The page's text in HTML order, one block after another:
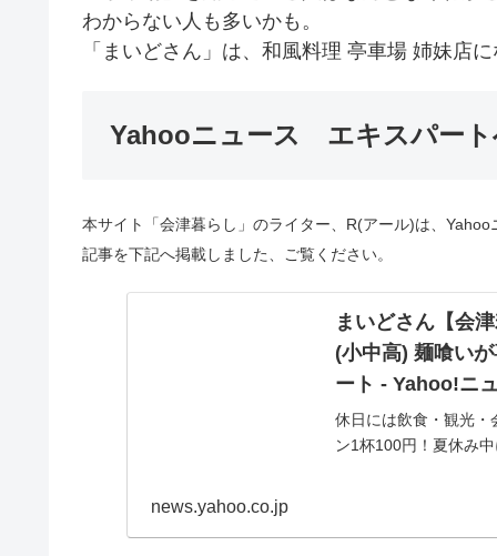
わからない人も多いかも。
「まいどさん」は、和風料理 亭車場 姉妹店
Yahooニュース エキスパート
本サイト「会津暮らし」のライター、R(アール)は、
記事を下記へ掲載しました、ご覧ください。
まいどさん【会
(小中高) 麺喰い
ート - Yahoo!ニ
休日には飲食・観光・
ン1杯100円！夏休み
news.yahoo.co.jp